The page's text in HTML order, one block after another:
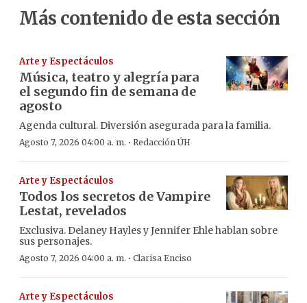
Más contenido de esta sección
Arte y Espectáculos
Música, teatro y alegría para
el segundo fin de semana de
agosto
Agenda cultural. Diversión asegurada para la familia.
Agosto 7, 2026 04:00 a. m. · Redacción ÚH
Arte y Espectáculos
Todos los secretos de Vampire
Lestat, revelados
Exclusiva. Delaney Hayles y Jennifer Ehle hablan sobre
sus personajes.
Agosto 7, 2026 04:00 a. m. · Clarisa Enciso
Arte y Espectáculos